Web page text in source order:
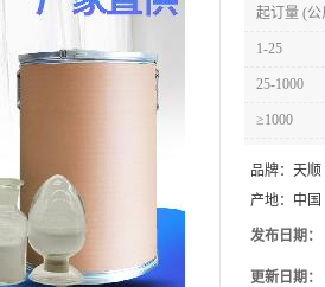
起订量 (公
1-25
25-1000
≥1000
品牌： 天顺
产地： 中国
发布日期：
更新日期：